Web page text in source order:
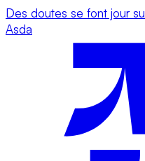
Des doutes se font jour
Asda